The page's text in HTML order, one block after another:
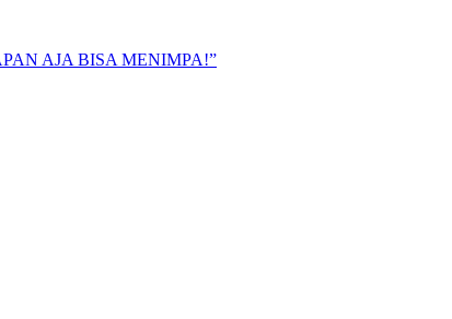
AJA BISA MENIMPA!”